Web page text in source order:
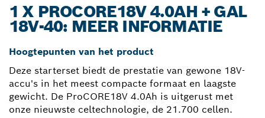
1 X PROCORE18V 4.0AH + GAL
18V-40: MEER INFORMATIE
Hoogtepunten van het product
Deze starterset biedt de prestatie van gewone 18V-
accu's in het meest compacte formaat en laagste
gewicht. De ProCORE18V 4.0Ah is uitgerust met
onze nieuwste celtechnologie, de 21.700 cellen.